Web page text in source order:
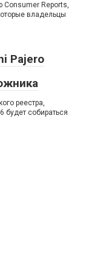
Reports,
владельцы
Pajero
реестра,
будет собираться